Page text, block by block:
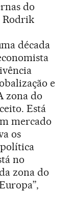
do
Rodrik
década
e
zona do
Está
mercado
os
política
no
zona do